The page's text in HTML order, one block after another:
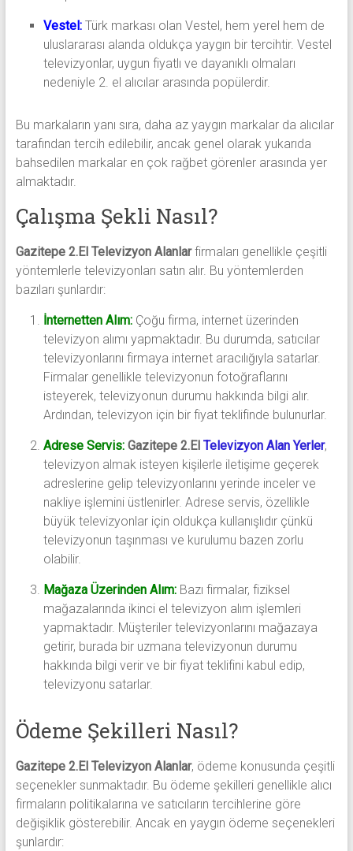
Vestel:Türk markası olan Vestel, hem yerel hem de
uluslararası alanda oldukça yaygın bir tercihtir. Vestel
televizyonlar, uygun fiyatlı ve dayanıklı olmaları
nedeniyle 2. el alıcılar arasında popülerdir.
Bu markaların yanı sıra, daha az yaygın markalar da alıcılar
tarafından tercih edilebilir, ancak genel olarak yukarıda
bahsedilen markalar en çok rağbet görenler arasında yer
almaktadır.
Çalışma Şekli Nasıl?
Gazitepe 2.El Televizyon Alanlarfirmaları genellikle çeşitli
yöntemlerle televizyonları satın alır. Bu yöntemlerden
bazıları şunlardır:
İnternetten Alım:Çoğu firma, internet üzerinden
televizyon alımı yapmaktadır. Bu durumda, satıcılar
televizyonlarını firmaya internet aracılığıyla satarlar.
Firmalar genellikle televizyonun fotoğraflarını
isteyerek, televizyonun durumu hakkında bilgi alır.
Ardından, televizyon için bir fiyat teklifinde bulunurlar.
Adrese Servis: Gazitepe 2.El Televizyon Alan Yerler,
televizyon almak isteyen kişilerle iletişime geçerek
adreslerine gelip televizyonlarını yerinde inceler ve
nakliye işlemini üstlenirler. Adrese servis, özellikle
büyük televizyonlar için oldukça kullanışlıdır çünkü
televizyonun taşınması ve kurulumu bazen zorlu
olabilir.
Mağaza Üzerinden Alım:Bazı firmalar, fiziksel
mağazalarında ikinci el televizyon alım işlemleri
yapmaktadır. Müşteriler televizyonlarını mağazaya
getirir, burada bir uzmana televizyonun durumu
hakkında bilgi verir ve bir fiyat teklifini kabul edip,
televizyonu satarlar.
Ödeme Şekilleri Nasıl?
Gazitepe 2.El Televizyon Alanlar, ödeme konusunda çeşitli
seçenekler sunmaktadır. Bu ödeme şekilleri genellikle alıcı
firmaların politikalarına ve satıcıların tercihlerine göre
değişiklik gösterebilir. Ancak en yaygın ödeme seçenekleri
şunlardır: